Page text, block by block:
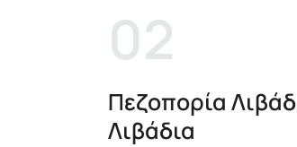
Πεζοπορία
Λιβάδια